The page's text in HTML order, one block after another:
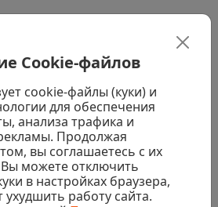
экспедитору. При получении
заказов с товарами,
колеровки, распила или резки)
водителю-экспедитору. При
(за исключением заказов с
услуг колеровки, распила или
картой в магазине. При
исключением заказов с
услуг колеровки, распила или
Cookie-файлов
cookie-файлы (куки) и
для обеспечения
анализа трафика и
Продолжая
вы соглашаетесь с их
можете отключить
в настройках браузера,
работу сайта.